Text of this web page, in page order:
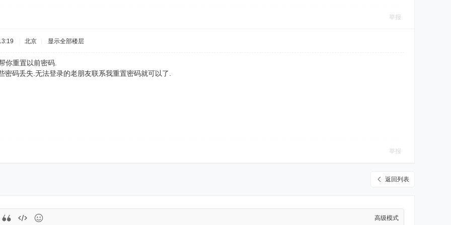
举报
北京 显示全部楼层
你重置以前密码.
密码丢失.无法登录的老朋友联系我重置密码就可以了.
举报
返回列表
高级模式